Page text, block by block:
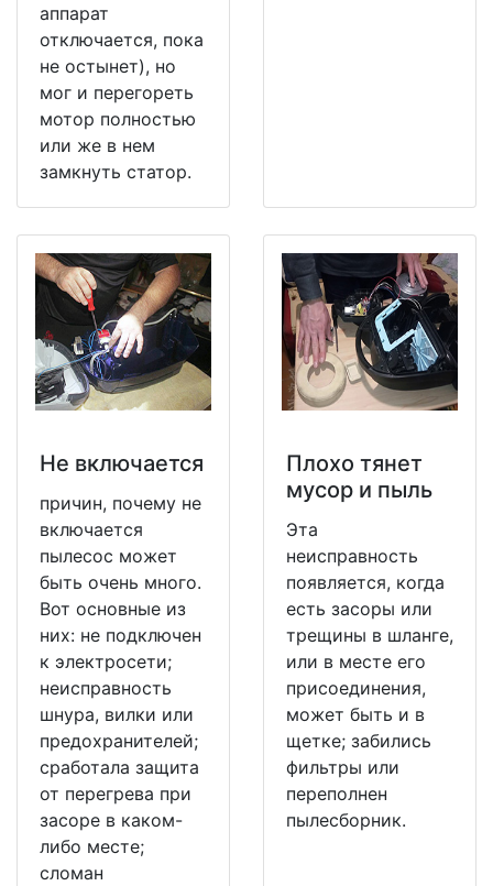
аппарат
отключается, пока
не остынет), но
мог и перегореть
мотор полностью
или же в нем
замкнуть статор.
Не включается
причин, почему не
включается
пылесос может
быть очень много.
Вот основные из
них: не подключен
к электросети;
неисправность
шнура, вилки или
предохранителей;
сработала защита
от перегрева при
засоре в каком-
либо месте;
сломан
Плохо тянет
мусор и пыль
Эта
неисправность
появляется, когда
есть засоры или
трещины в шланге,
или в месте его
присоединения,
может быть и в
щетке; забились
фильтры или
переполнен
пылесборник.